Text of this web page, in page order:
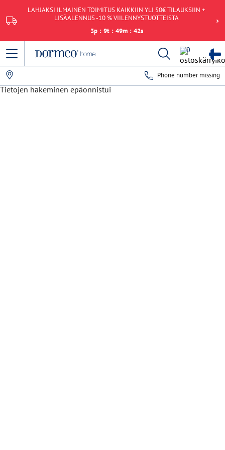
LAHJAKSI ILMAINEN TOIMITUS KAIKKIIN YLI 50€ TILAUKSIIN +
LISÄALENNUS -10 % VIILENNYSTUOTTEISTA
3p : 9t : 49m : 42s
0
Phone number missing
Tietojen hakeminen epäonnistui